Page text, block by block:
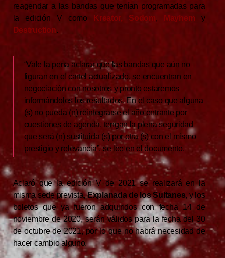
reagendar a las bandas que tenían programadas para
la edición V comoKreator, Sodom, Mayhem y
Destruction.
“Vale la pena aclarar que las bandas que aún no
figuran en el cartel actualizado, se encuentran en
negociación con nosotros y pronto estaremos
informándoles los resultados. En el caso que alguna
(s) no pueda (n) reintegrarse el año entrante por
cuestiones de agenda, tengan la plena seguridad
que será (n) sustituida (s) por otra (s) con el mismo
prestigio y relevancia”, se lee en el documento.
Aclaró que la edición V de 2021 se realizará en la
misma sede prevista,Explanada de los Sultanes, y los
boletos que ya fueron adquiridos con fecha 14 de
noviembre de 2020, serán válidos para la fecha del 30
de octubre de 2021, por lo que no habrá necesidad de
hacer cambio alguno.